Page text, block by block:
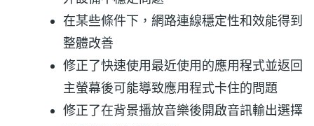
在某些條件下，網路連線穩定性和效能得到
整體改善
修正了快速使用最近使用的應用程式並返回
主螢幕後可能導致應用程式卡住的問題
修正了在背景播放音樂後開啟音訊輸出選擇